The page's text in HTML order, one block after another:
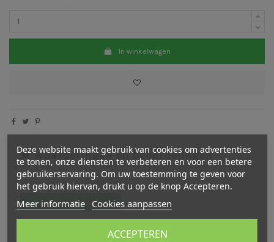
In winkelwagen
Waarderingen en beoordelingen
Er zijn nog geen beoordelingen
Schrijf een beoordeling
Deze website maakt gebruik van cookies om advertenties
te tonen, onze diensten te verbeteren en voor een betere
gebruikerservaring. Om uw toestemming te geven voor
het gebruik hiervan, drukt u op de knop Accepteren.
Meer informatie Cookies aanpassen
ACCEPTEREN